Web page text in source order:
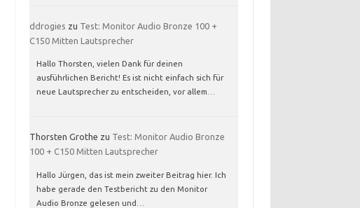
ddrogies zu Test: Monitor Audio Bronze 100 +
C150 Mitten Lautsprecher
Hallo Thorsten, vielen Dank für deinen
ausführlichen Bericht! Es ist nicht einfach sich für
neue Lautsprecher zu entscheiden, vor allem…
Thorsten Grothe zu Test: Monitor Audio Bronze
100 + C150 Mitten Lautsprecher
Hallo Jürgen, das ist mein zweiter Beitrag hier. Ich
habe gerade den Testbericht zu den Monitor
Audio Bronze gelesen und…